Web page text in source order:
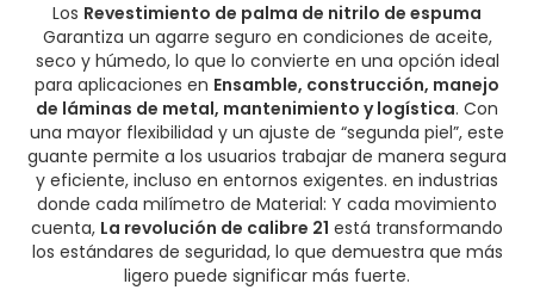
Los Revestimiento de palma de nitrilo de espuma
Garantiza un agarre seguro en condiciones de aceite,
seco y húmedo, lo que lo convierte en una opción ideal
para aplicaciones en Ensamble, construcción, manejo
de láminas de metal, mantenimiento y logística. Con
una mayor flexibilidad y un ajuste de “segunda piel”, este
guante permite a los usuarios trabajar de manera segura
y eficiente, incluso en entornos exigentes. en industrias
donde cada milímetro de Material: Y cada movimiento
cuenta, La revolución de calibre 21 está transformando
los estándares de seguridad, lo que demuestra que más
ligero puede significar más fuerte.